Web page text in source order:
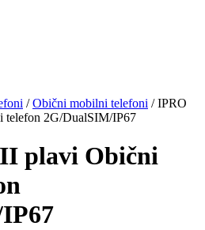
/Obični mobilni telefoni / IPRO
telefon 2G/DualSIM/IP67
plavi Obični